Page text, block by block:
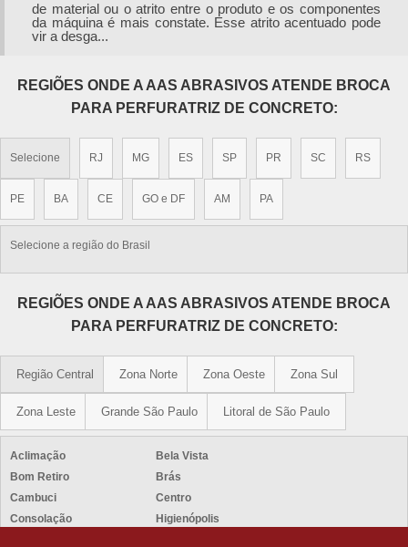
de material ou o atrito entre o produto e os componentes
da máquina é mais constate. Esse atrito acentuado pode
vir a desga...
REGIÕES ONDE A AAS ABRASIVOS ATENDE BROCA
PARA PERFURATRIZ DE CONCRETO:
Selecione RJ MG ES SP PR SC RS
PE BA CE GO e DF AM PA
Selecione a região do Brasil
REGIÕES ONDE A AAS ABRASIVOS ATENDE BROCA
PARA PERFURATRIZ DE CONCRETO:
Região Central Zona Norte Zona Oeste Zona Sul
Zona Leste Grande São Paulo Litoral de São Paulo
Aclimação
Bela Vista
Bom Retiro
Brás
Cambuci
Centro
Consolação
Higienópolis